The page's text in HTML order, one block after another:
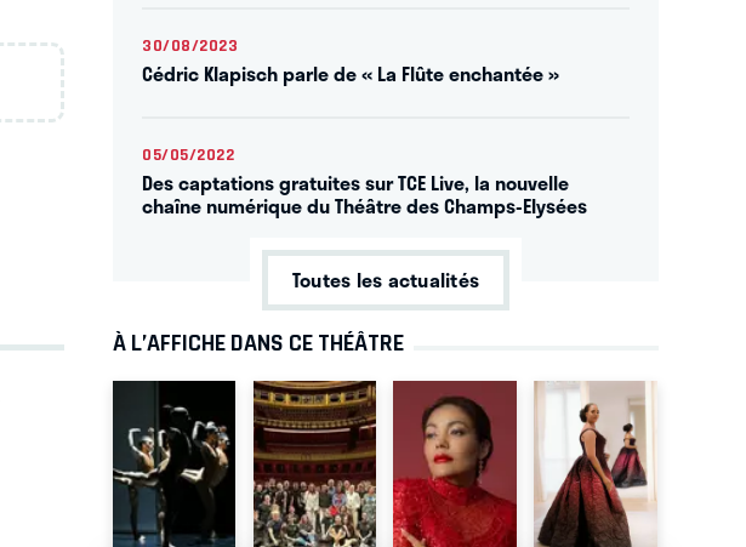
30/08/2023
Cédric Klapisch parle de « La Flûte enchantée »
05/05/2022
Des captations gratuites sur TCE Live, la nouvelle
chaîne numérique du Théâtre des Champs-Elysées
Toutes les actualités
À L’AFFICHE DANS CE THÉÂTRE